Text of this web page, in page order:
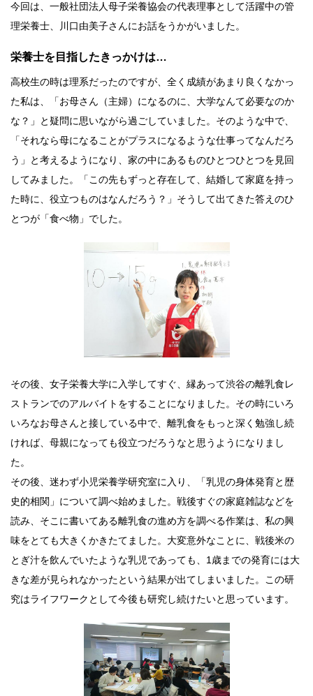
今回は、一般社団法人母子栄養協会の代表理事として活躍中の管
理栄養士、川口由美子さんにお話をうかがいました。
栄養士を目指したきっかけは…
高校生の時は理系だったのですが、全く成績があまり良くなかっ
た私は、「お母さん（主婦）になるのに、大学なんて必要なのか
な？」と疑問に思いながら過ごしていました。そのような中で、
「それなら母になることがプラスになるような仕事ってなんだろ
う」と考えるようになり、家の中にあるものひとつひとつを見回
してみました。「この先もずっと存在して、結婚して家庭を持っ
た時に、役立つものはなんだろう？」そうして出てきた答えのひ
とつが「食べ物」でした。
その後、女子栄養大学に入学してすぐ、縁あって渋谷の離乳食レ
ストランでのアルバイトをすることになりました。その時にいろ
いろなお母さんと接している中で、離乳食をもっと深く勉強し続
ければ、母親になっても役立つだろうなと思うようになりまし
た。
その後、迷わず小児栄養学研究室に入り、「乳児の身体発育と歴
史的相関」について調べ始めました。戦後すぐの家庭雑誌などを
読み、そこに書いてある離乳食の進め方を調べる作業は、私の興
味をとても大きくかきたてました。大変意外なことに、戦後米の
とぎ汁を飲んでいたような乳児であっても、1歳までの発育には大
きな差が見られなかったという結果が出てしまいました。この研
究はライフワークとして今後も研究し続けたいと思っています。